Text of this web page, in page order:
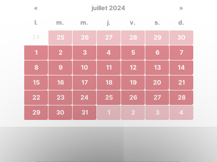
« juillet 2024
»
l.
m. m. j. v. s.
d.
24
25 26 27 28 29 30
1 2 3 4 5 6 7
8 9 10 11 12 13 14
15 16 17 18 19 20 21
22 23 24 25 26 27 28
29 30 31 1 2 3 4